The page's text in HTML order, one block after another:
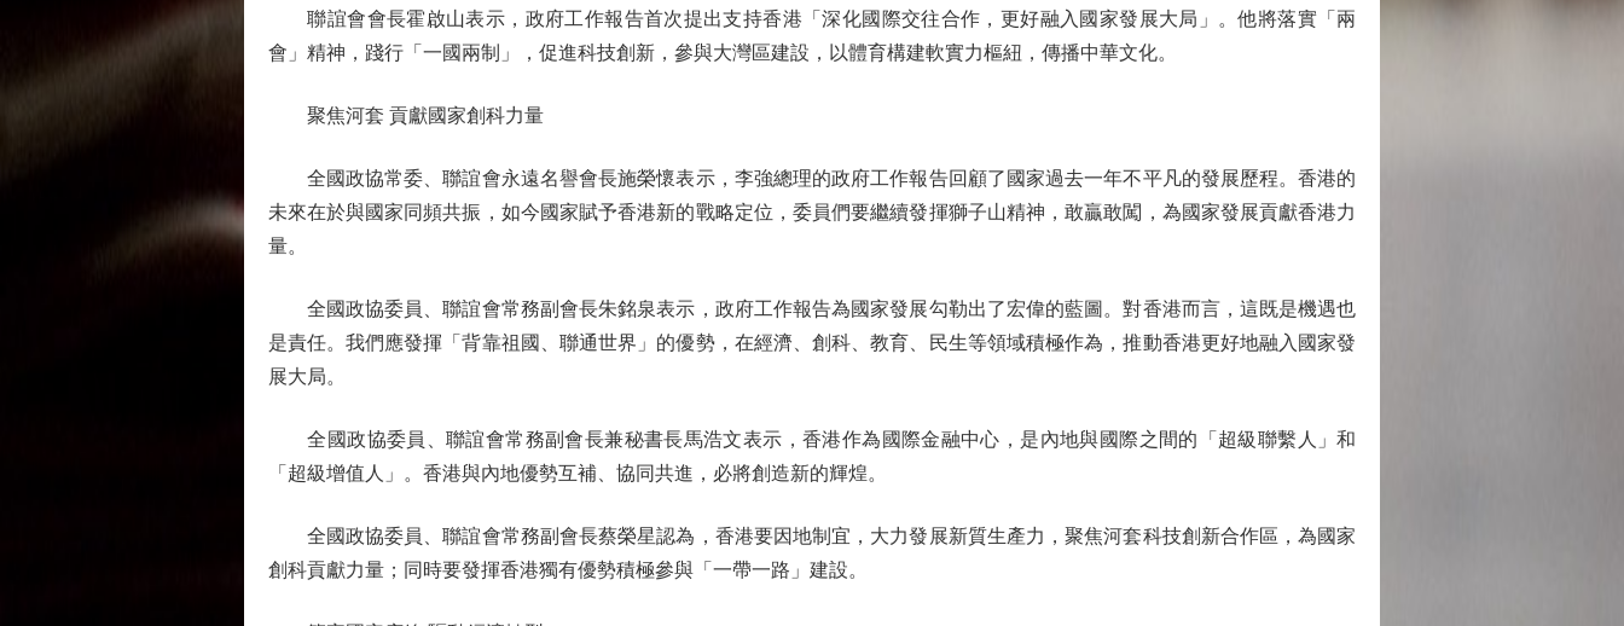
聯誼會會長霍啟山表示，政府工作報告首次提出支持香港「深化國際交往合作，更好融入國家發展大局」。他將落實「兩
會」精神，踐行「一國兩制」，促進科技創新，參與大灣區建設，以體育構建軟實力樞紐，傳播中華文化。
聚焦河套 貢獻國家創科力量
全國政協常委、聯誼會永遠名譽會長施榮懷表示，李強總理的政府工作報告回顧了國家過去一年不平凡的發展歷程。香港的
未來在於與國家同頻共振，如今國家賦予香港新的戰略定位，委員們要繼續發揮獅子山精神，敢贏敢闖，為國家發展貢獻香港力
量。
全國政協委員、聯誼會常務副會長朱銘泉表示，政府工作報告為國家發展勾勒出了宏偉的藍圖。對香港而言，這既是機遇也
是責任。我們應發揮「背靠祖國、聯通世界」的優勢，在經濟、創科、教育、民生等領域積極作為，推動香港更好地融入國家發
展大局。
全國政協委員、聯誼會常務副會長兼秘書長馬浩文表示，香港作為國際金融中心，是內地與國際之間的「超級聯繫人」和
「超級增值人」。香港與內地優勢互補、協同共進，必將創造新的輝煌。
全國政協委員、聯誼會常務副會長蔡榮星認為，香港要因地制宜，大力發展新質生產力，聚焦河套科技創新合作區，為國家
創科貢獻力量；同時要發揮香港獨有優勢積極參與「一帶一路」建設。